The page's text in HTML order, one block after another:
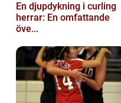
En djupdykning i curling
herrar: En omfattande
öve...